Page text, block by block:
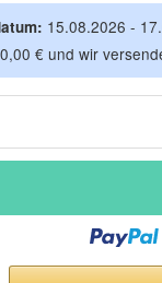
15.08.2026 -
€ und wir